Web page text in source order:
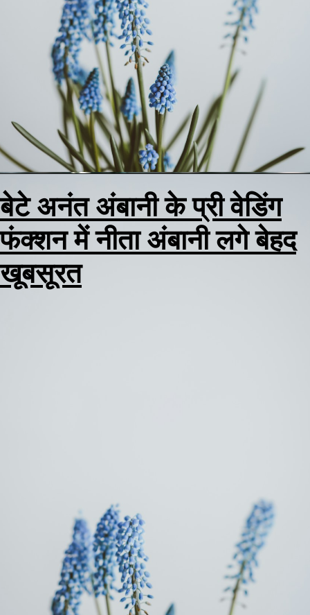
अनंत अंबानी और राधिका मरचेंट
का प्री वेडिंग फंक्शन जामनगर
बेटे अनंत अंबानी के प्री वेडिंग
फंक्शन में नीता अंबानी लगे बेहद
खूबसूरत